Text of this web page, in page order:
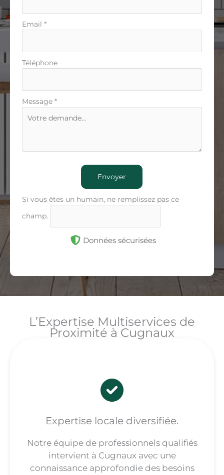
Email *
Téléphone
Message *
Envoyer
Si vous êtes un humain, ne remplissez pas ce
champ.
Données sécurisées
L’Expertise Multiservices de
Proximité à Cugnaux
Expertise locale diversifiée.
Notre équipe de professionnels qualifiés
intervient à Cugnaux avec une
connaissance approfondie des besoins